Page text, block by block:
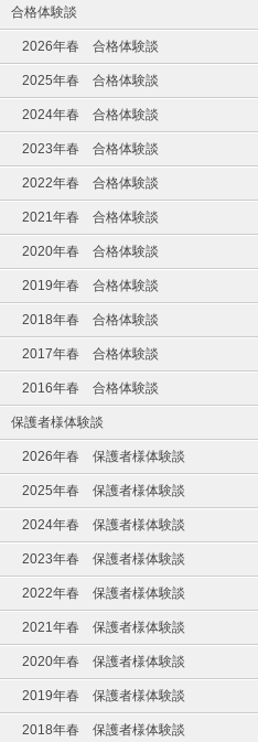
合格体験談
2026年春 合格体験談
2025年春 合格体験談
2024年春 合格体験談
2023年春 合格体験談
2022年春 合格体験談
2021年春 合格体験談
2020年春 合格体験談
2019年春 合格体験談
2018年春 合格体験談
2017年春 合格体験談
2016年春 合格体験談
保護者様体験談
2026年春 保護者様体験談
2025年春 保護者様体験談
2024年春 保護者様体験談
2023年春 保護者様体験談
2022年春 保護者様体験談
2021年春 保護者様体験談
2020年春 保護者様体験談
2019年春 保護者様体験談
2018年春 保護者様体験談